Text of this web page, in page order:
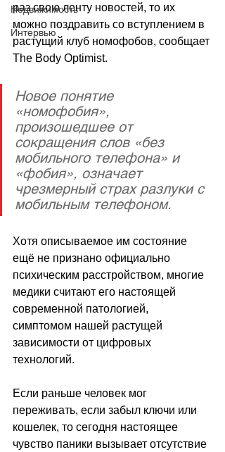
Недвижимость
Интервью
раз свою ленту новостей, то их
можно поздравить со вступлением в
растущий клуб номофобов, сообщает
The Bodу Optimist.
Новое понятие
«номофобия»,
произошедшее от
сокращения слов «без
мобильного телефона» и
«фобия», означает
чрезмерный страх разлуки с
мобильным телефоном.
Хотя описываемое им состояние
ещё не признано официально
психическим расстройством, многие
медики считают его настоящей
современной патологией,
симптомом нашей растущей
зависимости от цифровых
технологий.
Если раньше человек мог
переживать, если забыл ключи или
кошелек, то сегодня настоящее
чувство паники вызывает отсутствие